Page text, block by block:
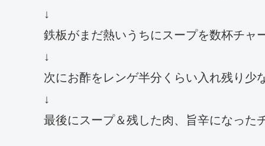
↓
鉄板がまだ熱いうちにスープを数杯チャ
↓
次にお酢をレンゲ半分くらい入れ残り少
↓
最後にスープ＆残した肉、旨辛になった